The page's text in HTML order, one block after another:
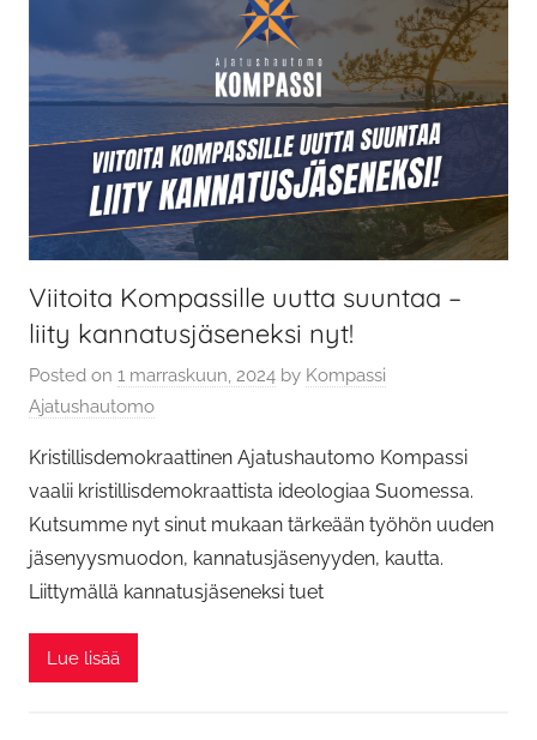
Viitoita Kompassille uutta suuntaa –
liity kannatusjäseneksi nyt!
Posted on 1 marraskuun, 2024 by Kompassi
Ajatushautomo
Kristillisdemokraattinen Ajatushautomo Kompassi
vaalii kristillisdemokraattista ideologiaa Suomessa.
Kutsumme nyt sinut mukaan tärkeään työhön uuden
jäsenyysmuodon, kannatusjäsenyyden, kautta.
Liittymällä kannatusjäseneksi tuet
Lue lisää